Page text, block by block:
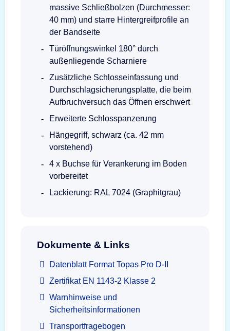
massive Schließbolzen (Durchmesser:
40 mm) und starre Hintergreifprofile an
der Bandseite
Türöffnungswinkel 180° durch
außenliegende Scharniere
Zusätzliche Schlosseinfassung und
Durchschlagsicherungsplatte, die beim
Aufbruchversuch das Öffnen erschwert
Erweiterte Schlosspanzerung
Hängegriff, schwarz (ca. 42 mm
vorstehend)
4 x Buchse für Verankerung im Boden
vorbereitet
Lackierung: RAL 7024 (Graphitgrau)
Dokumente & Links
Datenblatt Format Topas Pro D-II
Zertifikat EN 1143-2 Klasse 2
Warnhinweise und
Sicherheitsinformationen
Transportfragebogen